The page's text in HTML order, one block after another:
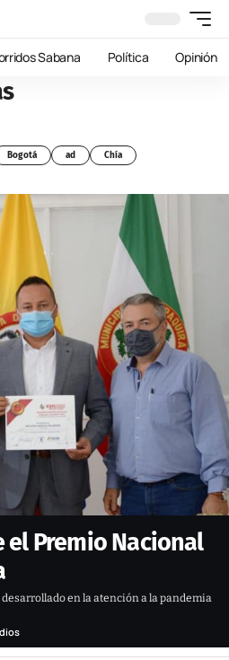
Sabana Política Opinión
Bogotá ad Chía
Premio Nacional
en la atención a la pandemia